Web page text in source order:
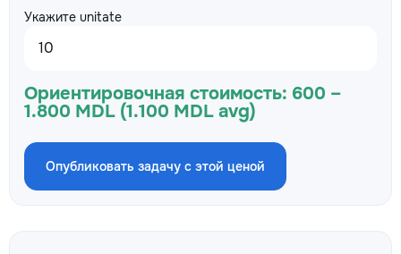
Укажите unitate
Ориентировочная стоимость: 600 –
1.800 MDL (1.100 MDL avg)
Опубликовать задачу с этой ценой